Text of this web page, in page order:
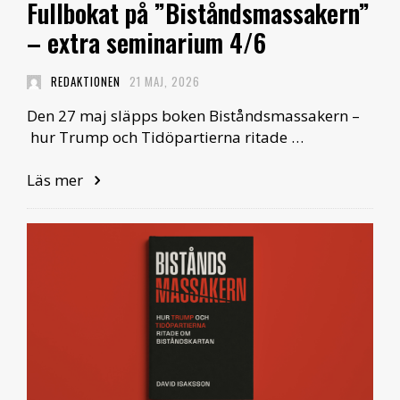
Fullbokat på ”Biståndsmassakern”
– extra seminarium 4/6
REDAKTIONEN 21 MAJ, 2026
Den 27 maj släpps boken Biståndsmassakern –
hur Trump och Tidöpartierna ritade …
Läs mer